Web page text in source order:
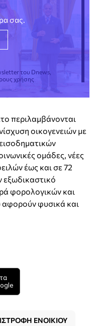
σας.
του Dnews,
χρήσης
περιλαμβάνονται
οικογενειών με
ομάδες, νέες
έως και σε 72
εξωδικαστικό
φορολογικών και
αφορούν φυσικά και
ΕΝΟΙΚΙΟΥ